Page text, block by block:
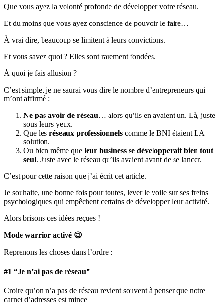
Que vous ayez la volonté profonde de développer votre réseau.
Et du moins que vous ayez conscience de pouvoir le faire…
À vrai dire, beaucoup se limitent à leurs convictions.
Et vous savez quoi ? Elles sont rarement fondées.
À quoi je fais allusion ?
C’est simple, je ne saurai vous dire le nombre d’entrepreneurs qui
m’ont affirmé :
Ne pas avoir de réseau… alors qu’ils en avaient un. Là, juste
sous leurs yeux.
Que les réseaux professionnels comme le BNI étaient LA
solution.
Ou bien même que leur business se développerait bien tout
seul. Juste avec le réseau qu’ils avaient avant de se lancer.
C’est pour cette raison que j’ai écrit cet article.
Je souhaite, une bonne fois pour toutes, lever le voile sur ses freins
psychologiques qui empêchent certains de développer leur activité.
Alors brisons ces idées reçues !
Mode warrior activé 😉
Reprenons les choses dans l’ordre :
#1 “Je n’ai pas de réseau”
Croire qu’on n’a pas de réseau revient souvent à penser que notre
carnet d’adresses est mince.